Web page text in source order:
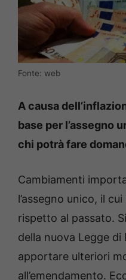
Fonte: web
A causa
base per l’assegno
chi potrà fare
Cambiamenti
l’assegno unico, il
rispetto al passato.
della nuova Legge
apportare ulteriori
all’emendamento.